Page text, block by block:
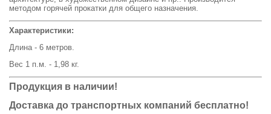
методом горячей прокатки для общего назначения.
Характеристики:
Длина - 6 метров.
Вес 1 п.м. - 1,98 кг.
Продукция в наличии!
Доставка до транспортных компаний бесплатно!